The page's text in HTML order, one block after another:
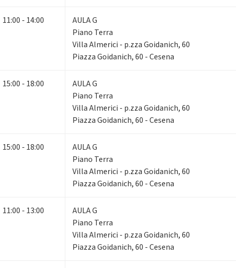
11:00 - 14:00
AULA G
Piano Terra
Villa Almerici - p.zza Goidanich, 60
Piazza Goidanich, 60 - Cesena
15:00 - 18:00
AULA G
Piano Terra
Villa Almerici - p.zza Goidanich, 60
Piazza Goidanich, 60 - Cesena
15:00 - 18:00
AULA G
Piano Terra
Villa Almerici - p.zza Goidanich, 60
Piazza Goidanich, 60 - Cesena
11:00 - 13:00
AULA G
Piano Terra
Villa Almerici - p.zza Goidanich, 60
Piazza Goidanich, 60 - Cesena